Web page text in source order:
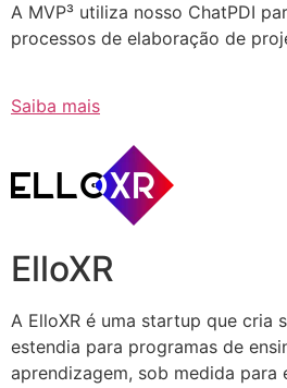
A MVP³ utiliza nosso ChatPDI
processos de elaboração de
Saiba mais
ElloXR
A ElloXR é uma startup que cria
estendia para programas de
aprendizagem, sob medida para